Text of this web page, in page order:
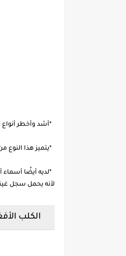
*أشد وأخطر أنواع
*يتميز هذا النوع
*لديه أيضًا أسماء
لأنه يحمل سجل
الكلب